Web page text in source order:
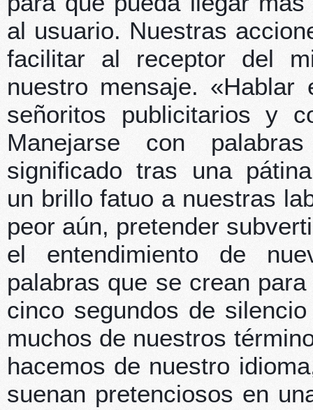
al usuario. Nuestras
facilitar al receptor del
nuestro mensaje.
señoritos publicitarios y
Manejarse con
significado tras una
un brillo fatuo a nuestras
peor aún, pretender
el entendimiento de
palabras que se crean
cinco segundos de
muchos de nuestros
hacemos de nuestro
suenan pretenciosos en